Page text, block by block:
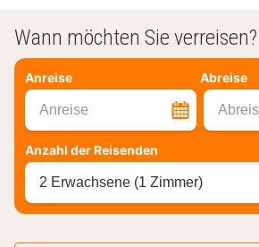
Wann möchten Sie verreisen?
Anreise Abreise
Anreise
Anzahl der Reisenden
2 Erwachsene (1 Zimmer)